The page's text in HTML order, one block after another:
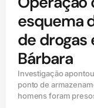
esquema
de drogas
Bárbara
Investigação
ponto de
homens foram